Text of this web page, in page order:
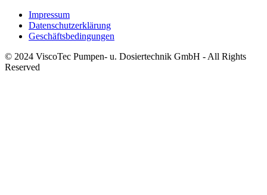
Impressum
Datenschutzerklärung
Geschäftsbedingungen
© 2024 ViscoTec Pumpen- u. Dosiertechnik GmbH - All Rights
Reserved